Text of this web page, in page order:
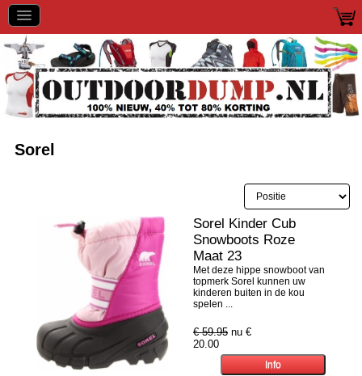
Sorel
Sorel Kinder Cub
Snowboots Roze
Maat 23
Met deze hippe snowboot van
topmerk Sorel kunnen uw
kinderen buiten in de kou
spelen ...
€ 59.95 nu €
20.00